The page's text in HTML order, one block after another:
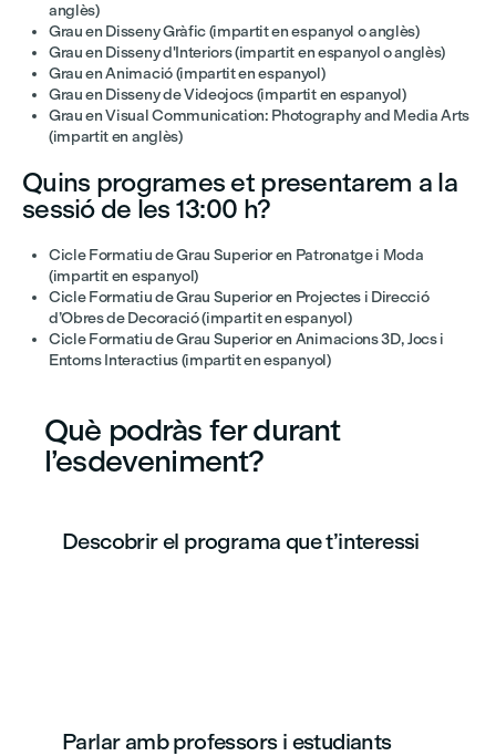
anglès)
Grau en Disseny Gràfic (impartit en espanyol o anglès)
Grau en Disseny d'Interiors (impartit en espanyol o anglès)
Grau en Animació (impartit en espanyol)
Grau en Disseny de Videojocs (impartit en espanyol)
Grau en Visual Communication: Photography and Media Arts
(impartit en anglès)
Quins programes et presentarem a la
sessió de les 13:00 h?
Cicle Formatiu de Grau Superior en Patronatge i Moda
(impartit en espanyol)
Cicle Formatiu de Grau Superior en Projectes i Direcció
d’Obres de Decoració (impartit en espanyol)
Cicle Formatiu de Grau Superior en Animacions 3D, Jocs i
Entorns Interactius (impartit en espanyol)
Què podràs fer durant
l’esdeveniment?
Descobrir el programa que t’interessi
Parlar amb professors i estudiants